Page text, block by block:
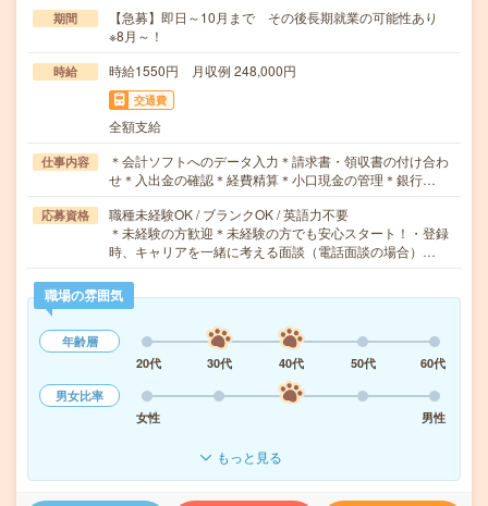
期間
【急募】即日～10月まで その後長期就業の可能性あり
※8月～！
時給 時給1550円 月収例 248,000円
交通費
全額支給
仕事内容
＊会計ソフトへのデータ入力＊請求書・領収書の付け合わ
せ＊入出金の確認＊経費精算＊小口現金の管理＊銀行…
応募資格
職種未経験OK / ブランクOK / 英語力不要
＊未経験の方歓迎＊未経験の方でも安心スタート！・登録
時、キャリアを一緒に考える面談（電話面談の場合）…
職場の雰囲気
年齢層
20代
30代 40代 50代
60代
男女比率
女性
男性
もっと見る